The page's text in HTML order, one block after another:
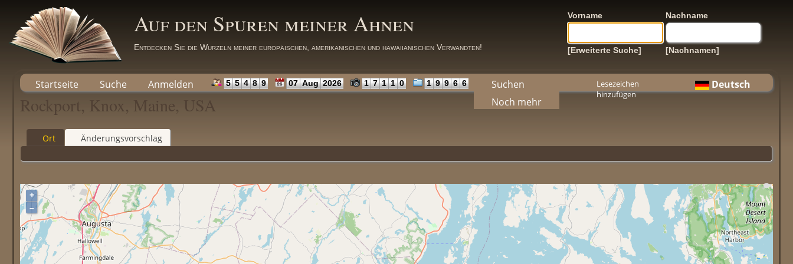
Auf den Spuren meiner Ahnen
Entdecken Sie die Wurzeln meiner europäischen, amerikanischen und hawaiianischen Verwandten!
Vorname Nachname
[Erweiterte Suche] [Nachnamen]
Startseite Suche Anmelden 5 5 4 8 9 07 Aug 2026 1 7 1 1 0 1 9 9 6 6
Suchen
Noch mehr
Lesezeichen
hinzufügen
Deutsch
Rockport, Knox, Maine, USA
Ort Änderungsvorschlag
+
–